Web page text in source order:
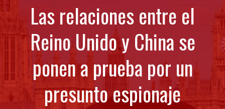
Las relaciones entre el
Reino Unido y China se
ponen a prueba por un
presunto espionaje